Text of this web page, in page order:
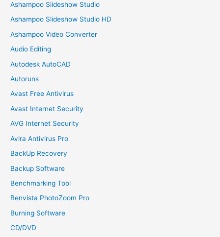
Ashampoo Slideshow Studio
Ashampoo Slideshow Studio HD
Ashampoo Video Converter
Audio Editing
Autodesk AutoCAD
Autoruns
Avast Free Antivirus
Avast Internet Security
AVG Internet Security
Avira Antivirus Pro
BackUp Recovery
Backup Software
Benchmarking Tool
Benvista PhotoZoom Pro
Burning Software
CD/DVD